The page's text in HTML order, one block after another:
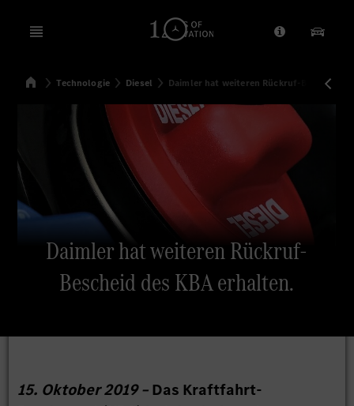
Open menu Anbieter/
SuchenStartseite
Technologie Diesel Daimler hat weiteren Rückruf-Bescheid
Daimler hat weiteren Rückruf-
Bescheid des KBA erhalten.
15. Oktober 2019 –Das Kraftfahrt-